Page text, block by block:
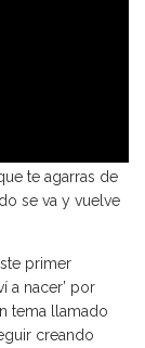
te sientas solo
te agarras de
se va y vuelve
primer
a nacer’ por
tema llamado
creando